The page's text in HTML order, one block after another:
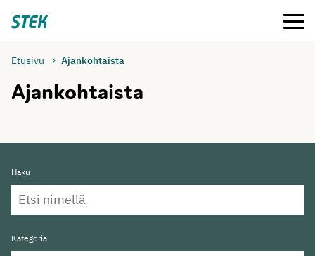
suoraan
Stek Valikko
Etusivu Ajankohtaista
Ajankohtaista
Haku
Kategoria